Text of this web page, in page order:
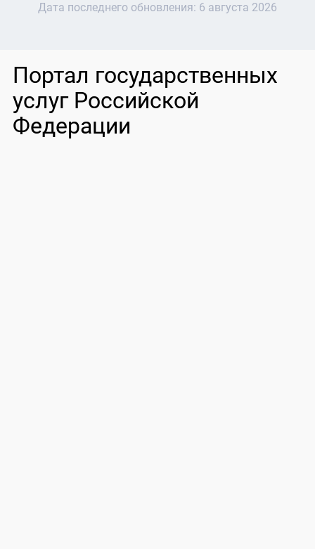
Дата последнего обновления: 6 августа 2026
Портал государственных
услуг Российской
Федерации